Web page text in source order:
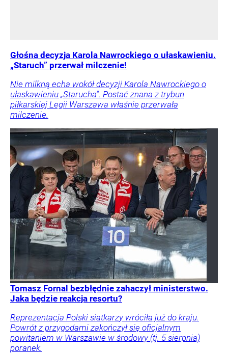
Głośna decyzja Karola Nawrockiego o ułaskawieniu.
„Staruch” przerwał milczenie!
Nie milkną echa wokół decyzji Karola Nawrockiego o
ułaskawieniu „Starucha”. Postać znana z trybun
piłkarskiej Legii Warszawa właśnie przerwała
milczenie.
Tomasz Fornal bezbłędnie zahaczył ministerstwo.
Jaka będzie reakcja resortu?
Reprezentacja Polski siatkarzy wróciła już do kraju.
Powrót z przygodami zakończył się oficjalnym
powitaniem w Warszawie w środowy (tj. 5 sierpnia)
poranek.